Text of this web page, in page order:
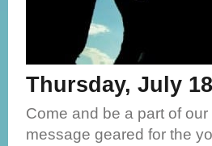
Thursday, July
Come and be a part of
message geared for the